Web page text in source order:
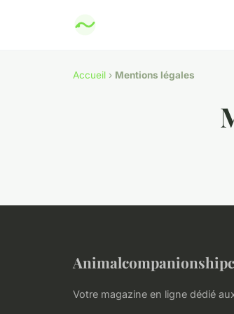
Accueil › Mentions légales
Votre magazine en ligne dédié